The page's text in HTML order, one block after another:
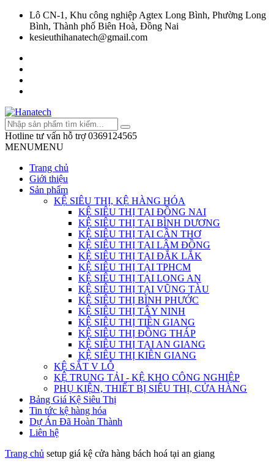
Lô CN-1, Khu công nghiệp Agtex Long Bình, Phường Long
Bình, Thành phố Biên Hoà, Đồng Nai
kesieuthihanatech@gmail.com
Hotline tư vấn hỗ trợ 0369124565
MENUMENU
Trang chủ
Giới thiệu
Sản phẩm
KỆ SIÊU THỊ, KỆ HÀNG HÓA
KỆ SIÊU THỊ TẠI ĐỒNG NAI
KỆ SIÊU THỊ TẠI BÌNH DƯƠNG
KỆ SIÊU THỊ TẠI CẦN THƠ
KỆ SIÊU THỊ TẠI LÂM ĐỒNG
KỆ SIÊU THỊ TẠI ĐẮK LẮK
KỆ SIÊU THỊ TẠI TPHCM
KỆ SIÊU THỊ TẠI LONG AN
KỆ SIÊU THỊ TẠI VŨNG TÀU
KỆ SIÊU THỊ BÌNH PHƯỚC
KỆ SIÊU THỊ TÂY NINH
KỆ SIÊU THỊ TIỀN GIANG
KỆ SIÊU THỊ ĐỒNG THÁP
KỆ SIÊU THỊ TẠI AN GIANG
KỆ SIÊU THỊ KIÊN GIANG
KỆ SẮT V LỖ
KỆ TRUNG TẢI - KỆ KHO CÔNG NGHIỆP
PHỤ KIỆN, THIẾT BỊ SIÊU THỊ, CỬA HÀNG
Bảng Giá Kệ Siêu Thị
Tin tức kệ hàng hóa
Dự Án Đã Hoàn Thành
Liên hệ
Trang chủ setup giá kệ cửa hàng bách hoá tại an giang